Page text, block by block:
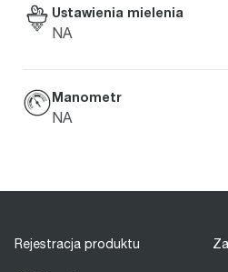
Ustawienia mielenia
NA
Manometr
NA
Rejestracja produktu